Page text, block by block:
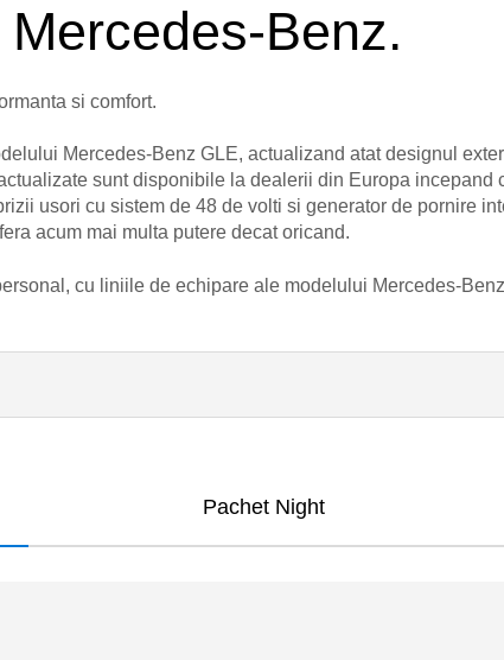
Benz.
si comfort.
Mercedes-Benz GLE, actualizand atat designul
sunt disponibile la dealerii din Europa
usori cu sistem de 48 de volti si generator de pornire
acum mai multa putere decat oricand.
cu liniile de echipare ale modelului Mercedes-Benz
Pachet Night